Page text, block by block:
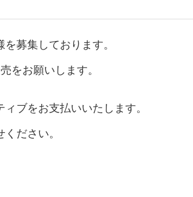
募集しております。
をお願いします。
ブをお支払いいたします。
ださい。